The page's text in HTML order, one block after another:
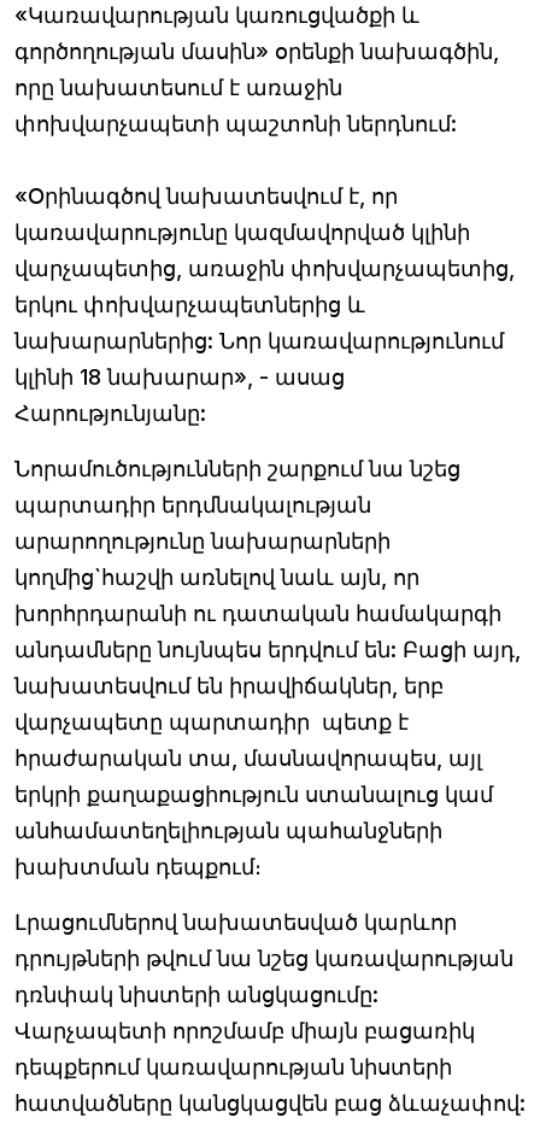
«Կառավարության կառուցվածքի և
գործողության մասին» օրենքի նախագծին,
որը նախատեսում է առաջին
փոխվարչապետի պաշտոնի ներդնում:
«Օրինագծով նախատեսվում է, որ
կառավարությունը կազմավորված կլինի
վարչապետից, առաջին փոխվարչապետից,
երկու փոխվարչապետներից և
նախարարներից: Նոր կառավարությունում
կլինի 18 նախարար», - ասաց
Հարությունյանը:
Նորամուծությունների շարքում նա նշեց
պարտադիր երդմնակալության
արարողությունը նախարարների
կողմից`հաշվի առնելով նաև այն, որ
խորհրդարանի ու դատական համակարգի
անդամները նույնպես երդվում են: Բացի այդ,
նախատեսվում են իրավիճակներ, երբ
վարչապետը պարտադիր պետք է
հրաժարական տա, մասնավորապես, այլ
երկրի քաղաքացիություն ստանալուց կամ
անհամատեղելիության պահանջների
խախտման դեպքում։
Լրացումներով նախատեսված կարևոր
դրույթների թվում նա նշեց կառավարության
դռնփակ նիստերի անցկացումը:
Վարչապետի որոշմամբ միայն բացառիկ
դեպքերում կառավարության նիստերի
հատվածները կանցկացվեն բաց ձևաչափով: